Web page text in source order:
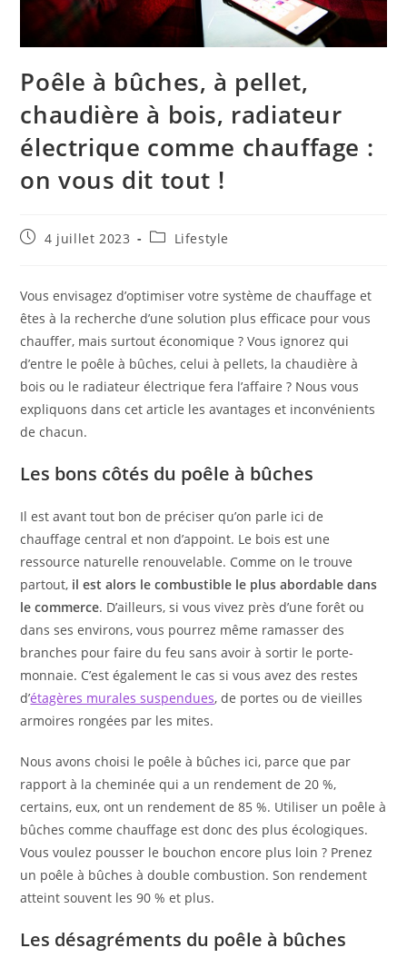
Poêle à bûches, à pellet,
chaudière à bois, radiateur
électrique comme chauffage :
on vous dit tout !
Publication
4 juillet 2023
PostLifestyle
Vous envisagez d’optimiser votre système de chauffage et
êtes à la recherche d’une solution plus efficace pour vous
chauffer, mais surtout économique ? Vous ignorez qui
d’entre le poêle à bûches, celui à pellets, la chaudière à
bois ou le radiateur électrique fera l’affaire ? Nous vous
expliquons dans cet article les avantages et inconvénients
de chacun.
Les bons côtés du poêle à bûches
Il est avant tout bon de préciser qu’on parle ici de
chauffage central et non d’appoint. Le bois est une
ressource naturelle renouvelable. Comme on le trouve
partout, il est alors le combustible le plus abordable dans
le commerce. D’ailleurs, si vous vivez près d’une forêt ou
dans ses environs, vous pourrez même ramasser des
branches pour faire du feu sans avoir à sortir le porte-
monnaie. C’est également le cas si vous avez des restes
d’étagères murales suspendues, de portes ou de vieilles
armoires rongées par les mites.
Nous avons choisi le poêle à bûches ici, parce que par
rapport à la cheminée qui a un rendement de 20 %,
certains, eux, ont un rendement de 85 %. Utiliser un poêle à
bûches comme chauffage est donc des plus écologiques.
Vous voulez pousser le bouchon encore plus loin ? Prenez
un poêle à bûches à double combustion. Son rendement
atteint souvent les 90 % et plus.
Les désagréments du poêle à bûches